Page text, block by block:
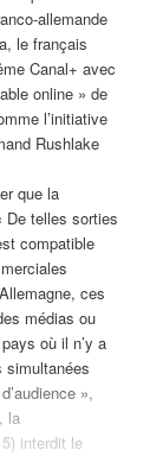
allemande
le français
Canal+ avec
online » de
l’initiative
Rushlake
que la
De telles sorties
compatible
ces
médias ou
où il n’y a
simultanées
»,
la
) interdit le